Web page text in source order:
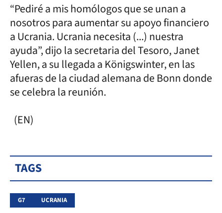
“Pediré a mis homólogos que se unan a
nosotros para aumentar su apoyo financiero
a Ucrania. Ucrania necesita (...) nuestra
ayuda”, dijo la secretaria del Tesoro, Janet
Yellen, a su llegada a Königswinter, en las
afueras de la ciudad alemana de Bonn donde
se celebra la reunión.
(EN)
TAGS
G7 UCRANIA